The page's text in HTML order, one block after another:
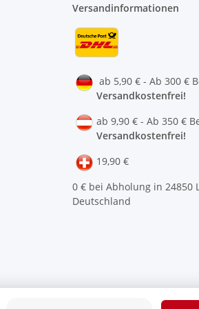
Versandinformationen
ab 5,90 € - Ab 300 €
Versandkostenfrei!
ab 9,90 € - Ab 350 €
Versandkostenfrei!
19,90 €
0 € bei Abholung in 24850
Deutschland